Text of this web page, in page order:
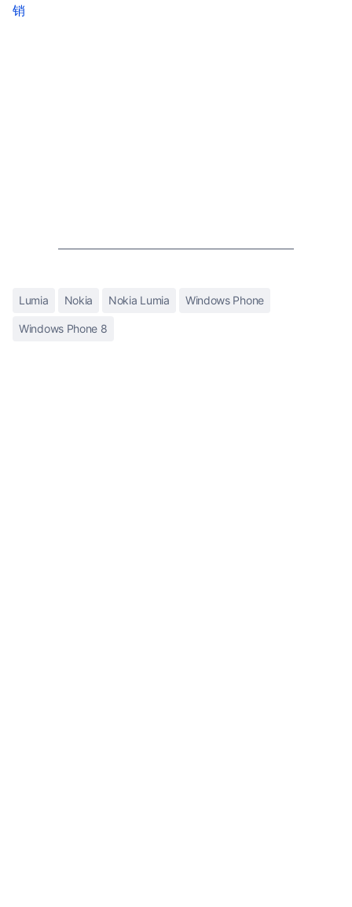
销
Lumia Nokia Nokia Lumia Windows Phone
Windows Phone 8